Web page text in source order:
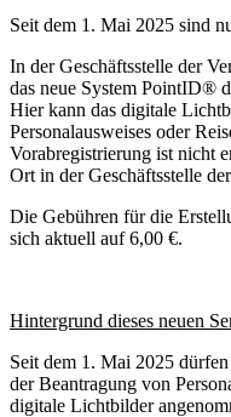
Seit dem 1. Mai 2025 sind
In der Geschäftsstelle der
das neue System PointID®
Hier kann das digitale
Personalausweises oder
Vorabregistrierung ist nicht
Ort in der Geschäftsstelle
Die Gebühren für die
sich aktuell auf 6,00 €.
Hintergrund dieses neuen
Seit dem 1. Mai 2025
der Beantragung von
digitale Lichtbilder